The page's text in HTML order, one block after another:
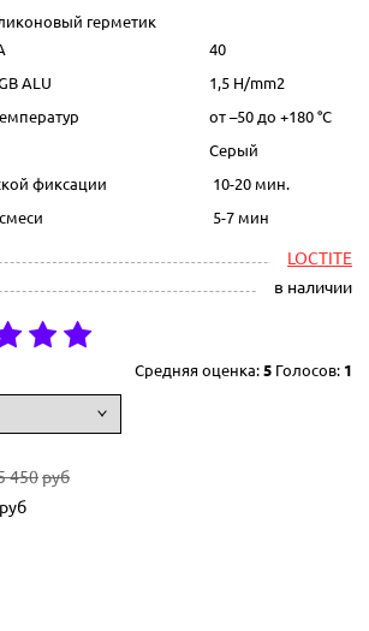
герметик
40
ALU
1,5 Н/mm2
от –50 до +180 °C
Серый
фиксации
10-20 мин.
5-7 мин
LOCTITE
в наличии
Средняя оценка:5 Голосов: 1
450руб
руб